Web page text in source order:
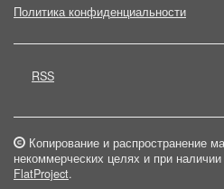
Политика конфиденциальности
RSS
Копирование и распространение
некоммерческих целях и при
FlatProject.